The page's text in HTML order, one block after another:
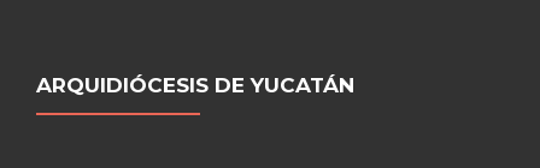
ARQUIDIÓCESIS DE YUCATÁN